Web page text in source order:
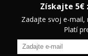
Získajte 5€
Zadajte svoj e-mail,
Platí